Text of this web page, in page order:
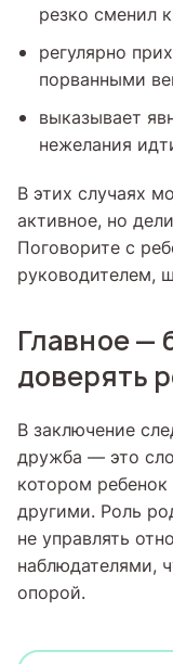
резко сменил
регулярно
порванными
выказывает
нежелания
В этих случаях
активное, но
Поговорите с
руководителем,
Главное —
доверять
В заключение
дружба — это
котором
другими. Роль
не управлять
наблюдателями,
опорой.